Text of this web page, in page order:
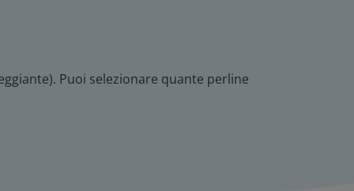
Puoi selezionare quante perline